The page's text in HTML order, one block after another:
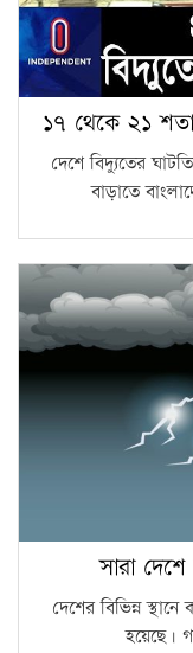
১৭ থেকে ২১
দেশে বিদ্যুতের
বাড়াতে
সারা
দেশের বিভিন্ন
হয়েছে।